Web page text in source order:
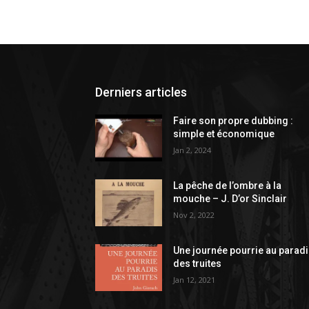
Derniers articles
Faire son propre dubbing :
simple et économique
Jan 2, 2024
La pêche de l’ombre à la
mouche – J. D’or Sinclair
Nov 2, 2022
Une journée pourrie au
des truites
Jan 12, 2021